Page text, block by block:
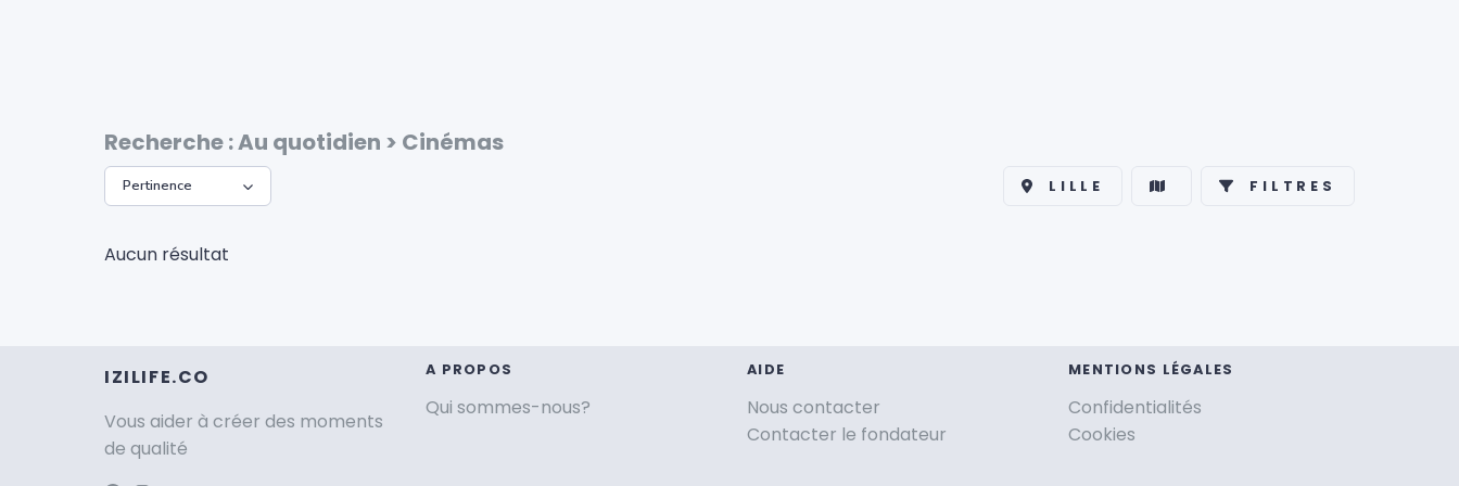
Recherche : Au quotidien > Cinémas
LILLE FILTRES
Aucun résultat
IZILIFE.CO
Vous aider à créer des moments
de qualité
A PROPOS
Qui sommes-nous?
AIDE
Nous contacter
Contacter le fondateur
MENTIONS LÉGALES
Confidentialités
Cookies